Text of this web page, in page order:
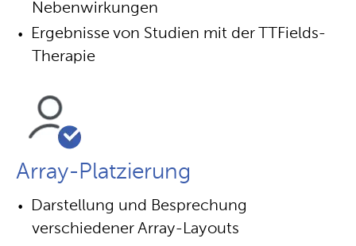
Nebenwirkungen
Ergebnisse von Studien mit der TTFields-
Therapie
Array-Platzierung
Darstellung und Besprechung
verschiedener Array-Layouts